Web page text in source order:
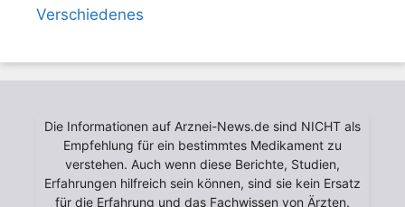
Verschiedenes
Die Informationen auf Arznei-News.de sind NICHT als
Empfehlung für ein bestimmtes Medikament zu
verstehen. Auch wenn diese Berichte, Studien,
Erfahrungen hilfreich sein können, sind sie kein Ersatz
für die Erfahrung und das Fachwissen von Ärzten.